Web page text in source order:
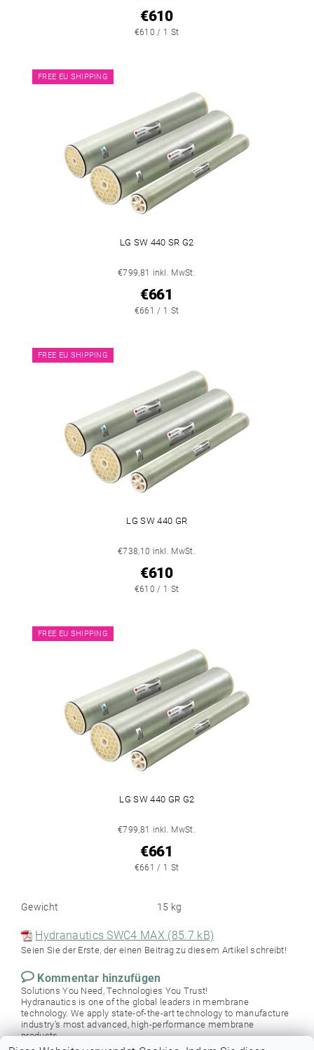
€610
€610 / 1 St
FREE EU SHIPPING
LG SW 440 SR G2
€799,81 inkl. MwSt.
€661
€661 / 1 St
FREE EU SHIPPING
LG SW 440 GR
€738,10 inkl. MwSt.
€610
€610 / 1 St
FREE EU SHIPPING
LG SW 440 GR G2
€799,81 inkl. MwSt.
€661
€661 / 1 St
Gewicht 15 kg
Hydranautics SWC4 MAX (85.7 kB)
Seien Sie der Erste, der einen Beitrag zu diesem Artikel schreibt!
Kommentar hinzufügen
Solutions You Need, Technologies You Trust!
Hydranautics is one of the global leaders in membrane
technology. We apply state-of-the-art technology to manufacture
industry’s most advanced, high-performance membrane
products.